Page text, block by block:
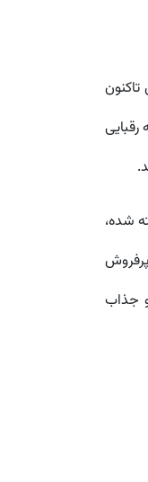
شده،
پرفروش
و جذاب